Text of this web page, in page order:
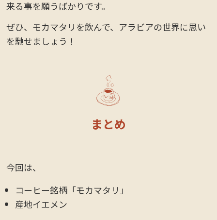
来る事を願うばかりです。
ぜひ、モカマタリを飲んで、アラビアの世界に思い
を馳せましょう！
まとめ
今回は、
コーヒー銘柄「モカマタリ」
産地イエメン